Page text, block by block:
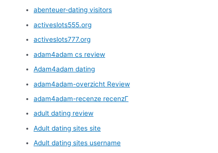
abenteuer-dating visitors
activeslots555.org
activeslots777.org
adam4adam cs review
Adam4adam dating
adam4adam-overzicht Review
adam4adam-recenze recenzГ­
adult dating review
Adult dating sites site
Adult dating sites username